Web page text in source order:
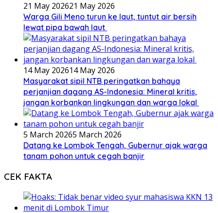
21 May 202621 May 2026
Warga Gili Meno turun ke laut, tuntut air bersih
lewat pipa bawah laut
14 May 202614 May 2026
Masyarakat sipil NTB peringatkan bahaya
perjanjian dagang AS-Indonesia: Mineral kritis,
jangan korbankan lingkungan dan warga lokal
5 March 20265 March 2026
Datang ke Lombok Tengah, Gubernur ajak warga
tanam pohon untuk cegah banjir
CEK FAKTA